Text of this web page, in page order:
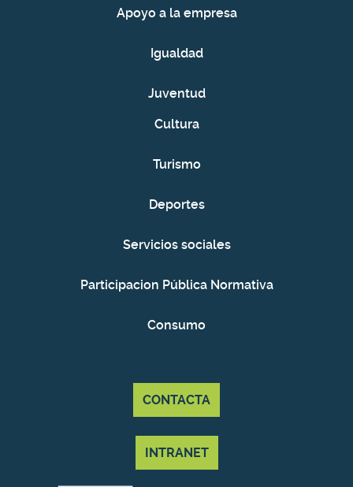
Apoyo a la empresa
Igualdad
Juventud
Cultura
Turismo
Deportes
Servicios sociales
Participacion Pública Normativa
Consumo
CONTACTA
INTRANET